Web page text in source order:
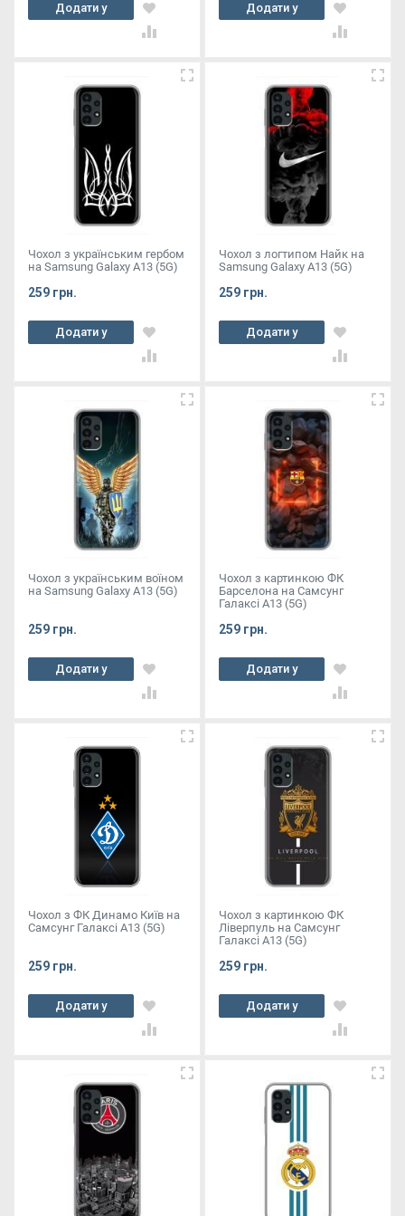
Додати у
кошик
Додати у
кошик
Чохол з українським гербом
на Samsung Galaxy A13 (5G)
259 грн.
Додати у
кошик
Чохол з логтипом Найк на
Samsung Galaxy A13 (5G)
259 грн.
Додати у
кошик
Чохол з українським воїном
на Samsung Galaxy A13 (5G)
259 грн.
Додати у
кошик
Чохол з картинкою ФК
Барселона на Самсунг
Галаксі А13 (5G)
259 грн.
Додати у
кошик
Чохол з ФК Динамо Київ на
Самсунг Галаксі А13 (5G)
259 грн.
Додати у
кошик
Чохол з картинкою ФК
Ліверпуль на Самсунг
Галаксі А13 (5G)
259 грн.
Додати у
кошик